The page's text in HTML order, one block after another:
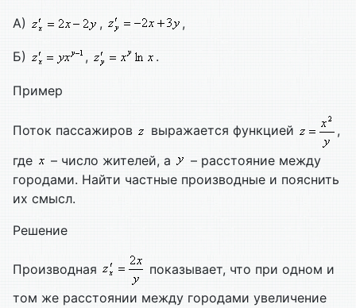
А)
, ,
Б) , .
Пример
Поток пассажиров выражается функцией
,
где
– число жителей, а
– расстояние между
городами. Найти частные производные и пояснить
их смысл.
Решение
Производная
показывает, что при одном и
том же расстоянии между городами увеличение